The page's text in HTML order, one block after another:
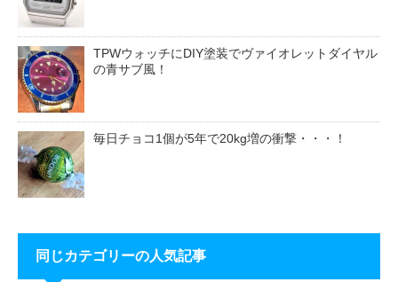
TPWウォッチにDIY塗装でヴァイオレットダイヤル
の青サブ風！
毎日チョコ1個が5年で20kg増の衝撃・・・！
同じカテゴリーの人気記事